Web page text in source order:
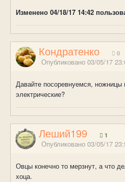
Изменено 04/18/17 14:42
Кондратенко 0
Опубликовано 03/05/17
Давайте посоревнуемся, ножницы
электрические?
Леший199 1
Опубликовано 03/05/17
Овцы конечно то мерзнут, а что
хоца.